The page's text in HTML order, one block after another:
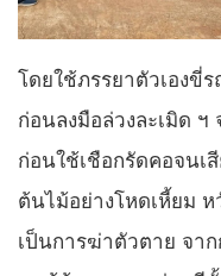
โดยใช้ภรรยาตัวเองขี่
ก่อนลงมือล่วงละเมิด
ก่อนใช้เชือกรัดคอจน
ต้นไม้อย่างโหดเหี้ยม
เป็นการฆ่าตัวตาย จา